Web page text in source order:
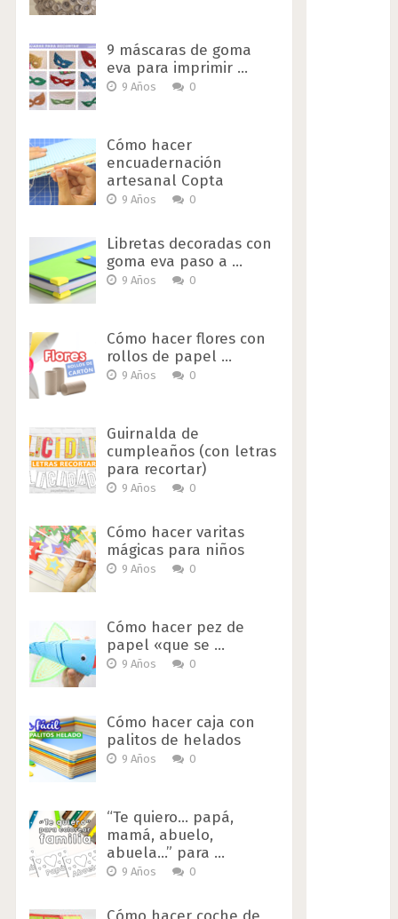
9 máscaras de goma
eva para imprimir …
9 Años 0
Cómo hacer
encuadernación
artesanal Copta
9 Años 0
Libretas decoradas con
goma eva paso a …
9 Años 0
Cómo hacer flores con
rollos de papel …
9 Años 0
Guirnalda de
cumpleaños (con letras
para recortar)
9 Años 0
Cómo hacer varitas
mágicas para niños
9 Años 0
Cómo hacer pez de
papel «que se …
9 Años 0
Cómo hacer caja con
palitos de helados
9 Años 0
“Te quiero… papá,
mamá, abuelo,
abuela…” para …
9 Años 0